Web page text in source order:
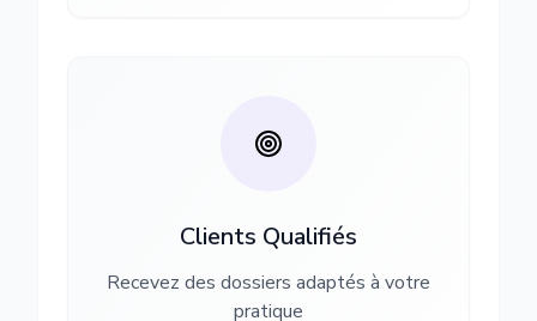
Clients Qualifiés
Recevez des dossiers adaptés à votre
pratique